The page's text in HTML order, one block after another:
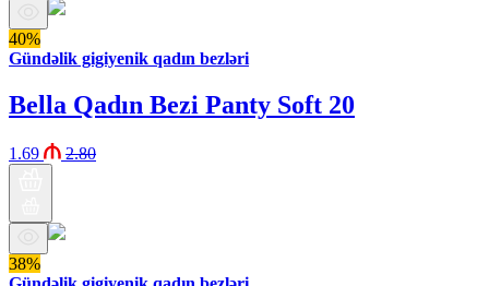
40%
Gündəlik gigiyenik qadın bezləri
Bella Qadın Bezi Panty Soft 20
1.69 2.80
38%